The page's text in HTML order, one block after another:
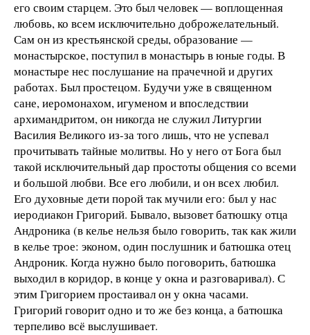
его своим старцем. Это был человек — воплощенная
любовь, ко всем исключительно доброжелательный.
Сам он из крестьянской среды, образование —
монастырское, поступил в монастырь в юные годы. В
монастыре нес послушание на прачечной и других
работах. Был простецом. Будучи уже в священном
сане, иеромонахом, игуменом и впоследствии
архимандритом, он никогда не служил Литургии
Василия Великого из-за того лишь, что не успевал
прочитывать тайные молитвы. Но у него от Бога был
такой исключительный дар простоты общения со всеми
и большой любви. Все его любили, и он всех любил.
Его духовные дети порой так мучили его: был у нас
иеродиакон Григорий. Бывало, вызовет батюшку отца
Андроника (в келье нельзя было говорить, так как жили
в келье трое: эконом, один послушник и батюшка отец
Андроник. Когда нужно было поговорить, батюшка
выходил в коридор, в конце у окна и разговаривал). С
этим Григорием простаивал он у окна часами.
Григорий говорит одно и то же без конца, а батюшка
терпеливо всё выслушивает.